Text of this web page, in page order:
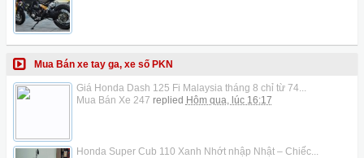
Mua Bán xe tay ga, xe số PKN
Giá Honda Dash 125 Fi Malaysia tháng 8 chỉ từ 74...
Mua Bán Xe 247 replied Hôm qua, lúc 16:17
Honda Super Cub 110 Xanh Nhớt nhập Nhật – Chiếc...